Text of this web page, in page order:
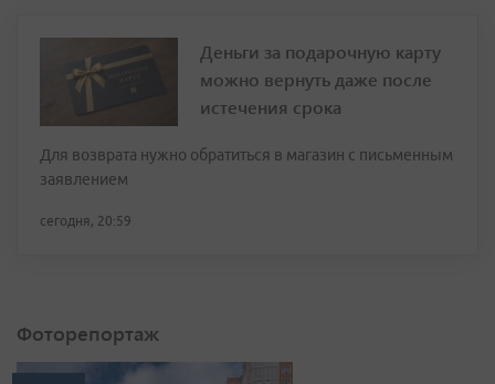
Деньги за подарочную карту
можно вернуть даже после
истечения срока
Для возврата нужно обратиться в магазин с письменным
заявлением
сегодня, 20:59
Фоторепортаж